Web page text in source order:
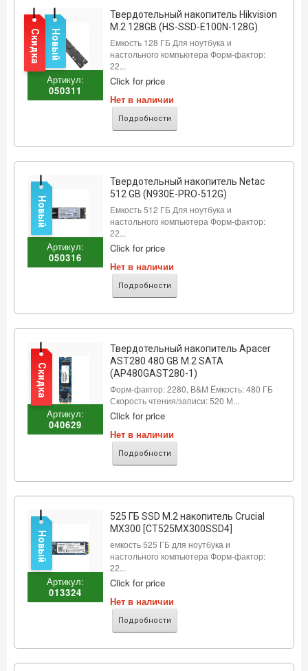
Артикул:
050311
Твердотельный накопитель Hikvision
M.2 128GB (HS-SSD-E100N-128G)
Емкость 128 ГБ Для ноутбука и
настольного компьютера Форм-фактор:
22...
Click for price
Нет в наличии
Подробности
Новый
Скидка
Артикул:
050316
Твердотельный накопитель Netac
512 GB (N930E-PRO-512G)
Емкость 512 ГБ Для ноутбука и
настольного компьютера Форм-фактор:
22...
Click for price
Нет в наличии
Подробности
Новый
Артикул:
040629
Твердотельный накопитель Apacer
AST280 480 GB M.2 SATA
(AP480GAST280-1)
Форм-фактор: 2280, B&M Ёмкость: 480 ГБ
Скорость чтения/записи: 520 М...
Click for price
Нет в наличии
Подробности
Скидка
Артикул:
013324
525 ГБ SSD M.2 накопитель Crucial
MX300 [CT525MX300SSD4]
емкость 525 ГБ для ноутбука и
настольного компьютера Форм-фактор:
22...
Click for price
Нет в наличии
Подробности
Новый